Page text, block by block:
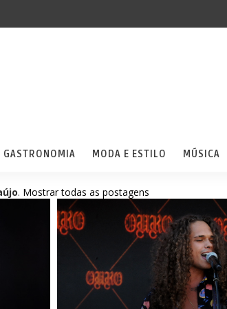
GASTRONOMIA MODA E ESTILO MÚSICA
. Mostrar todas as postagens